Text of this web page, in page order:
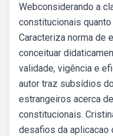
Webconsiderando a
constitucionais
Caracteriza norma de
conceituar
validade, vigência e
autor traz subsídios
estrangeiros acerca
constitucionais.
desafios da